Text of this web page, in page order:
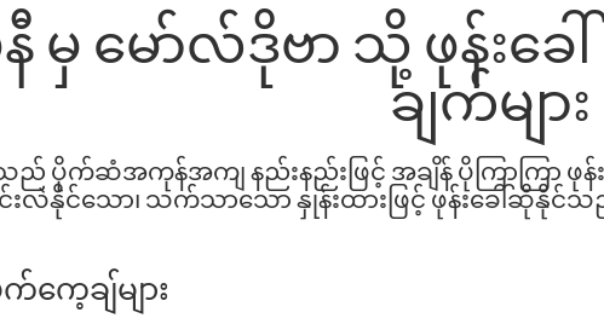
နီ မှ မော်လ်ဒိုဗာ သို့ ဖုန်း
ချက်များ
သည် ပိုက်ဆံအကုန်အကျ နည်းနည်းဖြင့် အချိန် ပိုကြာကြာ
င်းလဲနိုင်သော၊ သက်သာသော နှုန်းထားဖြင့် ဖုန်းခေါ်ဆိုနိုင်
ကေ့ချ်များ